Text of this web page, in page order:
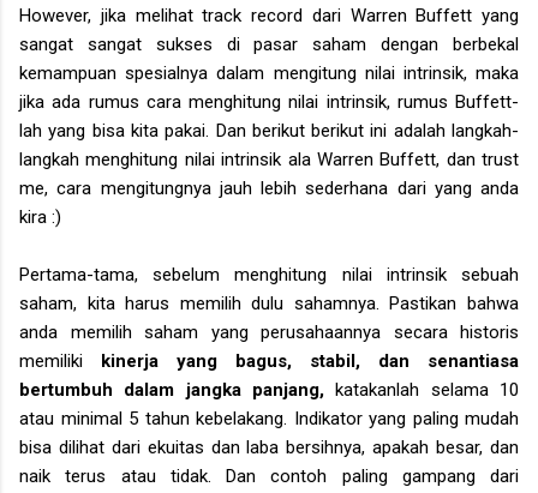
However, jika melihat track record dari Warren Buffett yang
sangat sangat sukses di pasar saham dengan berbekal
kemampuan spesialnya dalam mengitung nilai intrinsik, maka
jika ada rumus cara menghitung nilai intrinsik, rumus Buffett-
lah yang bisa kita pakai. Dan berikut berikut ini adalah langkah-
langkah menghitung nilai intrinsik ala Warren Buffett, dan trust
me, cara mengitungnya jauh lebih sederhana dari yang anda
kira :)
Pertama-tama, sebelum menghitung nilai intrinsik sebuah
saham, kita harus memilih dulu sahamnya. Pastikan bahwa
anda memilih saham yang perusahaannya secara historis
memiliki kinerja yang bagus, stabil, dan senantiasa
bertumbuh dalam jangka panjang,katakanlah selama 10
atau minimal 5 tahun kebelakang. Indikator yang paling mudah
bisa dilihat dari ekuitas dan laba bersihnya, apakah besar, dan
naik terus atau tidak. Dan contoh paling gampang dari